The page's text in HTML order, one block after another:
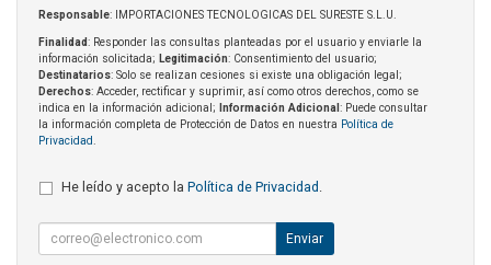
Responsable: IMPORTACIONES TECNOLOGICAS DEL SURESTE S.L.U.
Finalidad: Responder las consultas planteadas por el usuario y enviarle la
información solicitada; Legitimación: Consentimiento del usuario;
Destinatarios: Solo se realizan cesiones si existe una obligación legal;
Derechos: Acceder, rectificar y suprimir, así como otros derechos, como se
indica en la información adicional;
Información Adicional : Puede consultar
la información completa de Protección de Datos en nuestra Política de
Privacidad
He leído y acepto la Política de Privacidad
Enviar